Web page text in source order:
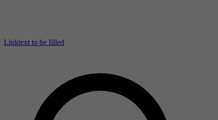
Linktext to be filled